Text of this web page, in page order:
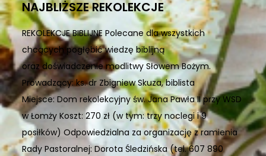
NAJBLIŻSZE REKOLEKCJE
REKOLEKCJE BIBLIJNE Polecane dla wszystkich
chcących pogłębić wiedzę biblijną
oraz doświadczenie modlitwy Słowem Bożym.
Prowadzący: ks. dr Zbigniew Skuza, biblista
Miejsce: Dom rekolekcyjny św. Jana Pawła II przy WSD
w Łomży Koszt: 270 zł (w tym: trzy noclegi i 9
posiłków) Odpowiedzialna za organizację z ramienia
Rady Pastoralnej: Dorota Śledzińska (tel. 607 890